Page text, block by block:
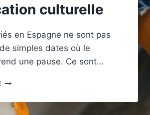
culturelle
en Espagne ne sont pas
simples dates où le
une pause. Ce sont…
L’IMPORTANCE
JOURS
FÉRIÉS